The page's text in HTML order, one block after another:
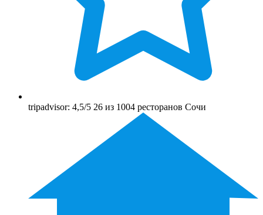
tripadvisor: 4,5/5 26 из 1004 ресторанов Сочи